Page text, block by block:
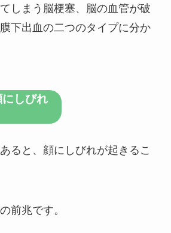
しまう脳梗塞、脳の血管が破
下出血の二つのタイプに分か
しびれ
ると、顔にしびれが起きるこ
前兆です。